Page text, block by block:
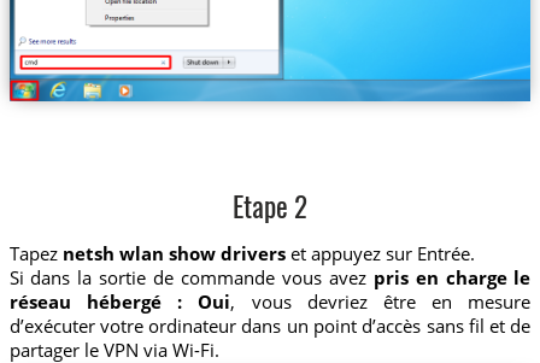
Etape 2
Tapez netsh wlan show driverset appuyez sur Entrée.
Si dans la sortie de commande vous avez pris en charge le
réseau hébergé : Oui, vous devriez être en mesure
d’exécuter votre ordinateur dans un point d’accès sans fil et de
partager le VPN via Wi-Fi.